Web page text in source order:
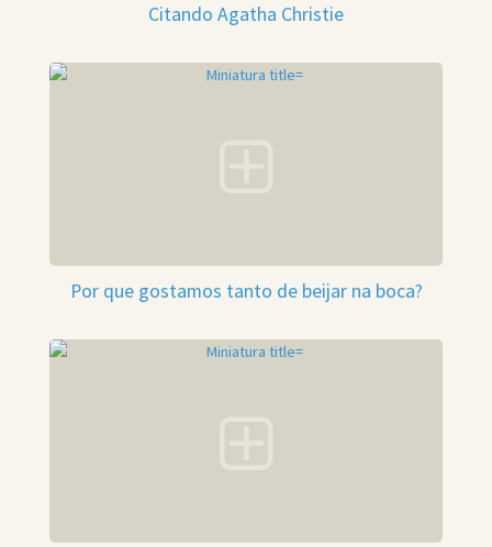
Citando Agatha Christie
Por que gostamos tanto de beijar na boca?